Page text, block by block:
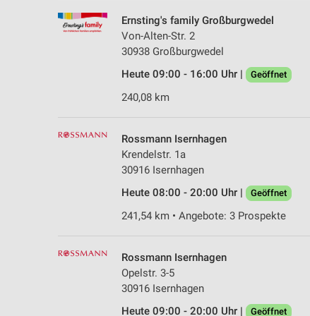
Ernsting's family Großburgwedel
Von-Alten-Str. 2
30938 Großburgwedel
Heute 09:00 - 16:00 Uhr |
Geöffnet
240,08 km
Rossmann Isernhagen
Krendelstr. 1a
30916 Isernhagen
Heute 08:00 - 20:00 Uhr |
Geöffnet
241,54 km • Angebote: 3 Prospekte
Rossmann Isernhagen
Opelstr. 3-5
30916 Isernhagen
Heute 09:00 - 20:00 Uhr |
Geöffnet